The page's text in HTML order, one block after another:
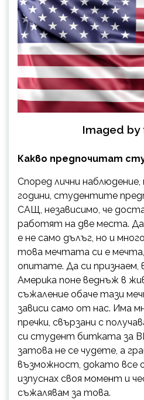
Imaged by
Какво предпочитат
Според лични
години, студентите
САЩ, независимо, че
работят на две места.
е не само дълъг, но и
това мечтата си е
опитате. Да си признаем,
Америка поне веднъж в
съжаление обаче тази
зависи само от нас. Има
пречки, свързани с
си студент битката за
затова не се чудете, а
възможност, докато все
изпуснах своя момент и
съжалявам за това.